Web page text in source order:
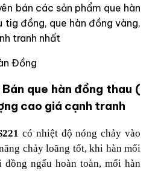
bán các sản phẩm que hàn
tig đồng, que hàn đồng vàng,
tranh nhất
Đồng
que hàn đồng thau (
cao giá cạnh tranh
có nhiệt độ nóng chảy vào
chảy loãng tốt, khi hàn mối
ngấu hoàn toàn, mối hàn